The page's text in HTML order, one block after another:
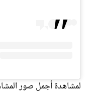
لمشاهدة أجمل صور